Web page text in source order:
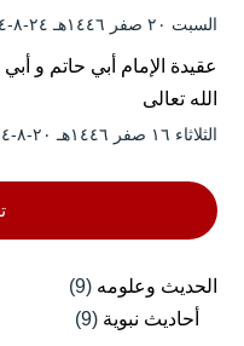
السبت ۲۰ صفر ۱٤٤٦هـ ۲٤-۸-۲۰۲٤م
عقيدة الإمام أبي حاتم و
الله تعالى
الثلاثاء ۱٦ صفر ۱٤٤٦هـ ۲۰-۸-۲۰۲٤م
الحديث وعلومه (9)
أحاديث نبوية (9)